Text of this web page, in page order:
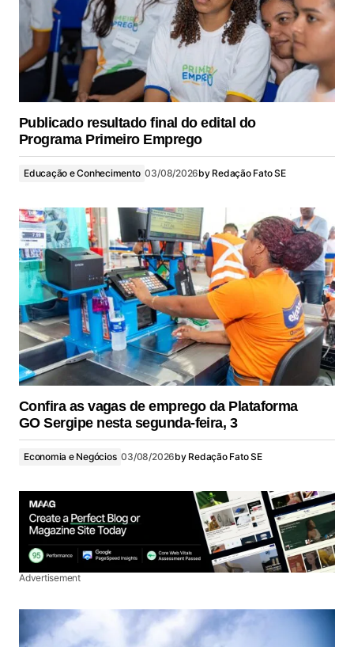
Publicado resultado final do edital do
Programa Primeiro Emprego
Educação e Conhecimento 03/08/2026by Redação Fato SE
Confira as vagas de emprego da Plataforma
GO Sergipe nesta segunda-feira, 3
Economia e Negócios 03/08/2026by Redação Fato SE
Advertisement